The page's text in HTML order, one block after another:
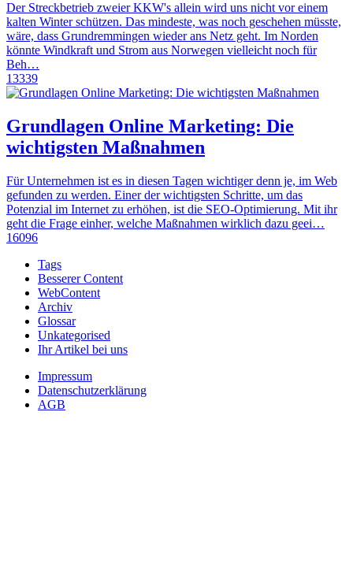
Der Streckbetrieb zweier KKW's allein wird uns nicht vor einem
kalten Winter schützen. Das mindeste, was noch geschehen müsste,
wäre, dass Grundremmingen wieder ans Netz geht. Im Norden
könnte Windkraft und Strom aus Norwegen vielleicht noch für
Beh…
13339
Grundlagen Online Marketing: Die
wichtigsten Maßnahmen
Für Unternehmen ist es in diesen Tagen wichtiger denn je, im Web
gefunden zu werden. Einer der wichtigsten Schritte, um das
Potenzial im Internet zu erhöhen, ist die SEO-Optimierung. Mit ihr
geht die Frage einher, welche Maßnahmen wirklich dazu geei…
16096
Tags
Besserer Content
WebContent
Archiv
Glossar
Unkategorised
Ihr Artikel bei uns
Impressum
Datenschutzerklärung
AGB